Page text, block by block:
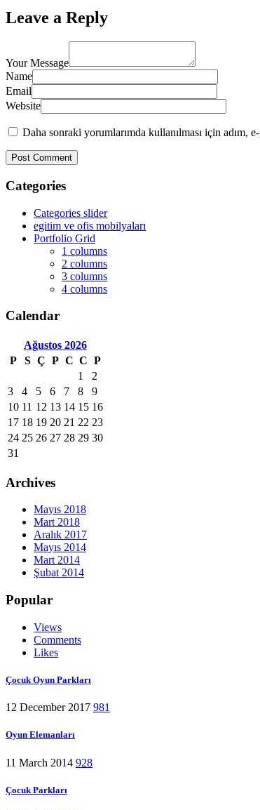
Leave a Reply
Your Message
Name
Email
Website
Daha sonraki yorumlarımda kullanılması için adım,
Categories
Categories slider
egitim ve ofis mobilyaları
Portfolio Grid
1 columns
2 columns
3 columns
4 columns
Calendar
Ağustos 2026
P
S Ç P C C P
1
2
3
4 5 6 7 8
9
10 11 12 13 14 15 16
17 18 19 20 21 22 23
24 25 26 27 28 29 30
31
Archives
Mayıs 2018
Mart 2018
Aralık 2017
Mayıs 2014
Mart 2014
Şubat 2014
Popular
Views
Comments
Likes
Çocuk Oyun Parkları
12 December 2017 981
Oyun Elemanları
11 March 2014 928
Çocuk Parkları